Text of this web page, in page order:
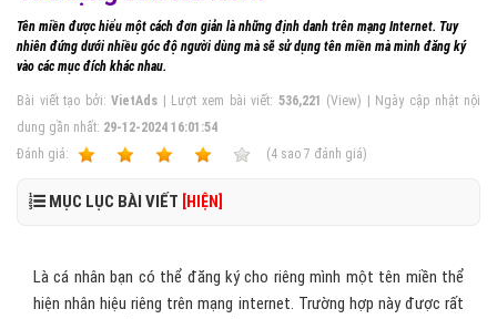
Tên miền được hiểu một cách đơn giản là những định danh trên mạng Internet. Tuy
nhiên đứng dưới nhiều góc độ người dùng mà sẽ sử dụng tên miền mà mình đăng ký
vào các mục đích khác nhau.
Bài viết tạo bởi:VietAds | Lượt xem bài viết: 536,221 (View) | Ngày cập nhật nội
dung gần nhất: 29-12-2024 16:01:54
Ðánh giá:
(4 sao 7 đánh giá)
MỤC LỤC BÀI VIẾT [HIỆN]
Là cá nhân bạn có thể đăng ký cho riêng mình một tên miền thể
hiện nhân hiệu riêng trên mạng internet. Trường hợp này được rất